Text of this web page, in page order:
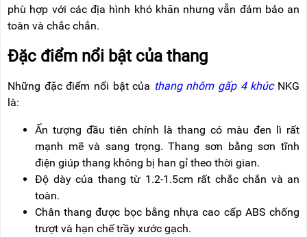
XE
NÂNG
phù hợp với các địa hình khó khăn nhưng vẫn đảm bảo an
toàn và chắc chắn.
Đặc điểm nổi bật của thang
Những đặc điểm nổi bật của thang nhôm gấp 4 khúcNKG
là:
Ấn tượng đầu tiên chính là thang có màu đen lì rất
mạnh mẽ và sang trọng. Thang sơn bằng sơn tĩnh
điện giúp thang không bị han gỉ theo thời gian.
Độ dày của thang từ 1.2-1.5cm rất chắc chắn và an
toàn.
Chân thang được bọc bằng nhựa cao cấp ABS chống
trượt và hạn chế trầy xước gạch.